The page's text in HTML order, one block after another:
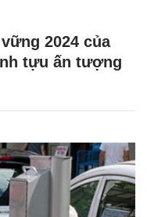
2024 của
tựu ấn tượng